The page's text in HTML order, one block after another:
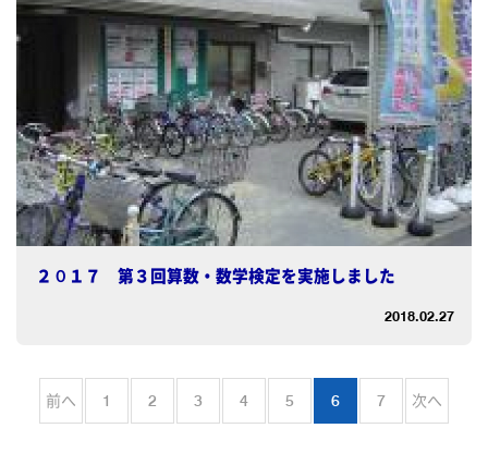
２０１７ 第３回算数・数学検定を実施しました
2018.02.27
前へ 1 2 3 4 5 6 7 次へ